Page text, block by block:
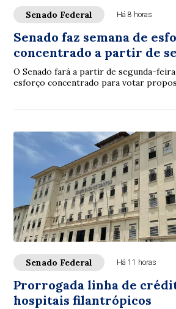
Senado Federal Há 8 horas
Senado faz semana de
concentrado a partir de
O Senado fará a partir de segunda-feira
esforço concentrado para votar
Senado Federal Há 11 horas
Prorrogada linha de
hospitais filantrópicos